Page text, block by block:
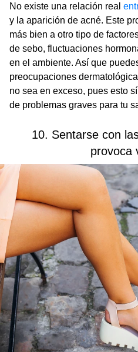
No existe una relación real
y la aparición de acné. Este
más bien a otro tipo de
de sebo, fluctuaciones
en el ambiente. Así que
preocupaciones
no sea en exceso, pues esto
de problemas graves para tu
10. Sentarse con
provoca